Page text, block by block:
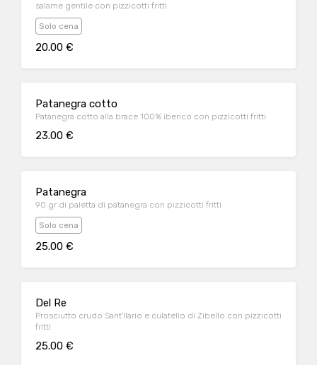
salame gentile con pizzicotti fritti
Solo cena
20.00 €
Patanegra cotto
Patanegra cotto alla brace 100% iberico con pizzicotti fritti
23.00 €
Patanegra
90 gr di paletta di patanegra con pizzicotti fritti
Solo cena
25.00 €
Del Re
Prosciutto crudo Sant'Ilario e culatello di Zibello con pizzicotti
fritti
25.00 €